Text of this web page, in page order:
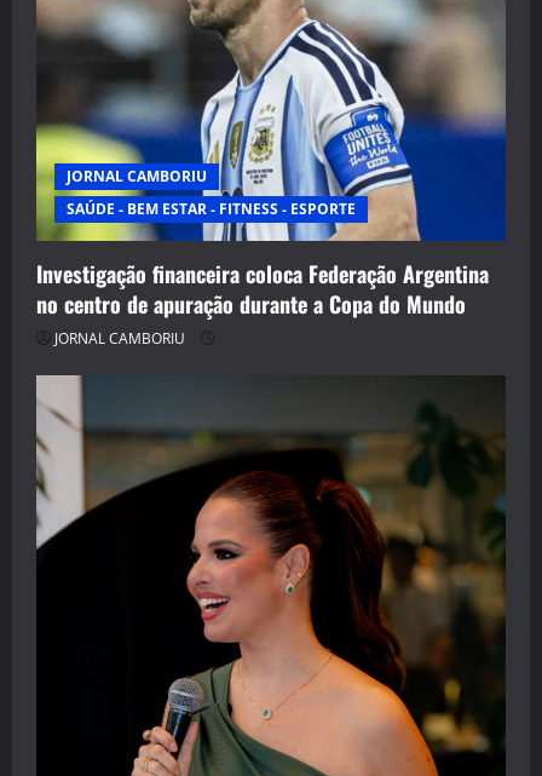
JORNAL CAMBORIU
SAÚDE - BEM ESTAR - FITNESS - ESPORTE
Investigação financeira coloca Federação Argentina
no centro de apuração durante a Copa do Mundo
JORNAL CAMBORIU